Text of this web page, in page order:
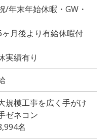
年末年始休暇・GW・
月後より有給休暇付
実績有り
規模工事を広く手がけ
ゼネコン
名